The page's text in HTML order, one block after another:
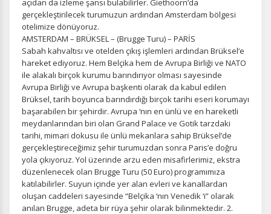
açıdan da izleme şansı bulabilirler. Giethoorn’da
gerçekleştirilecek turumuzun ardından Amsterdam bölgesi
otelimize dönüyoruz.
AMSTERDAM – BRÜKSEL – (Brugge Turu) – PARİS
Sabah kahvaltısı ve otelden çıkış işlemleri ardından Brüksel‘e
hareket ediyoruz. Hem Belçika hem de Avrupa Birliği ve NATO
ile alakalı birçok kurumu barındırıyor olması sayesinde
Avrupa Birliği ve Avrupa başkenti olarak da kabul edilen
Brüksel, tarih boyunca barındırdığı birçok tarihi eseri korumayı
başarabilen bir şehirdir. Avrupa ‘nın en ünlü ve en hareketli
meydanlarından biri olan Grand Palace ve Gotik tarzdaki
tarihi, mimari dokusu ile ünlü mekanlara sahip Brüksel’de
gerçekleştireceğimiz şehir turumuzdan sonra Paris’e doğru
yola çıkıyoruz. Yol üzerinde arzu eden misafirlerimiz, ekstra
düzenlenecek olan Brugge Turu (50 Euro) programımıza
katılabilirler. Suyun içinde yer alan evleri ve kanallardan
oluşan caddeleri sayesinde “Belçika ‘nın Venedik ‘i” olarak
anılan Brugge, adeta bir rüya şehir olarak bilinmektedir. 2.